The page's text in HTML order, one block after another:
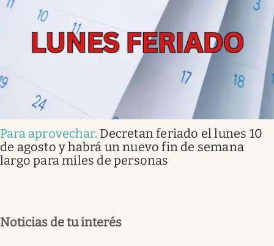
Para aprovechar. Decretan feriado el lunes 10
de agosto y habrá un nuevo fin de semana
largo para miles de personas
Noticias de tu interés